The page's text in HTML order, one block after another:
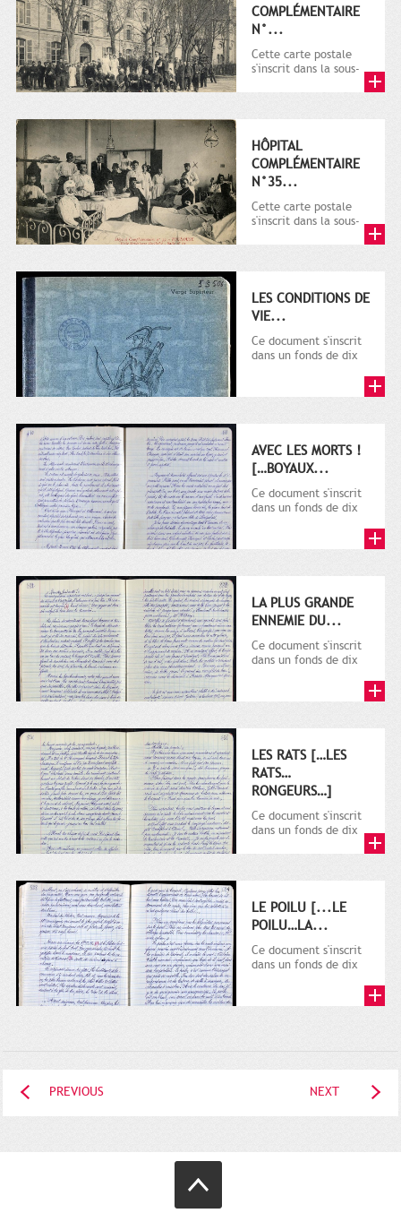
COMPLÉMENTAIRE
N°...
Cette carte postale
s'inscrit dans la sous-
HÔPITAL
COMPLÉMENTAIRE
N°35...
Cette carte postale
s'inscrit dans la sous-
LES CONDITIONS DE
VIE...
Ce document s'inscrit
dans un fonds de dix
première...
AVEC LES MORTS !
[…BOYAUX...
Ce document s'inscrit
dans un fonds de dix
première...
LA PLUS GRANDE
ENNEMIE DU...
Ce document s'inscrit
dans un fonds de dix
LES RATS […LES
RATS…
RONGEURS…]
Ce document s'inscrit
dans un fonds de dix
LE POILU [...LE
POILU…LA...
Ce document s'inscrit
dans un fonds de dix
PREVIOUS NEXT